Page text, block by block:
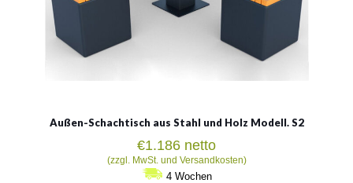
Außen-Schachtisch aus Stahl und Holz Modell. S2
€1.186 netto
(zzgl. MwSt. und Versandkosten)
4 Wochen